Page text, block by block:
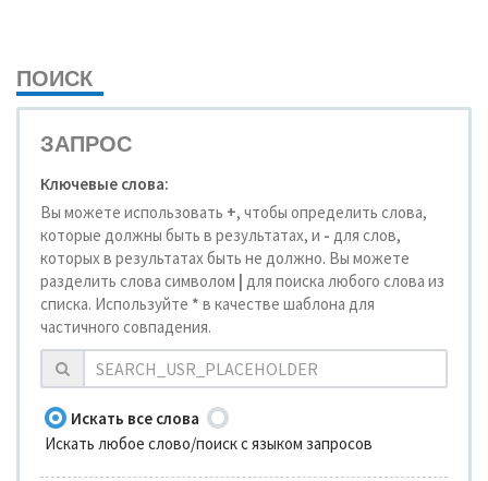
ПОИСК
ЗАПРОС
Ключевые слова:
Вы можете использовать +, чтобы определить слова,
которые должны быть в результатах, и - для слов,
которых в результатах быть не должно. Вы можете
разделить слова символом | для поиска любого слова из
списка. Используйте * в качестве шаблона для
частичного совпадения.
Искать все слова
Искать любое слово/поиск с языком запросов